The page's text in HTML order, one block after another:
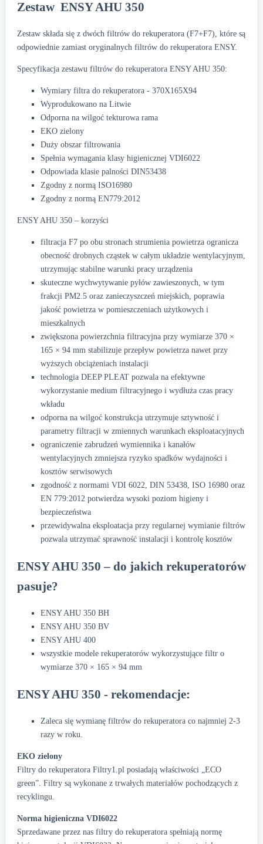
Zestaw ENSY AHU 350
Zestaw składa się z dwóch filtrów do rekuperatora (F7+F7), które są
odpowiednie zamiast oryginalnych filtrów do rekuperatora ENSY.
Specyfikacja zestawu filtrów do rekuperatora ENSY AHU 350:
Wymiary filtra do rekuperatora - 370X165X94
Wyprodukowano na Litwie
Odporna na wilgoć tekturowa rama
EKO zielony
Duży obszar filtrowania
Spełnia wymagania klasy higienicznej VDI6022
Odpowiada klasie palności DIN53438
Zgodny z normą ISO16980
Zgodny z normą EN779:2012
ENSY AHU 350 – korzyści
filtracja F7 po obu stronach strumienia powietrza ogranicza
obecność drobnych cząstek w całym układzie wentylacyjnym,
utrzymując stabilne warunki pracy urządzenia
skuteczne wychwytywanie pyłów zawieszonych, w tym
frakcji PM2.5 oraz zanieczyszczeń miejskich, poprawia
jakość powietrza w pomieszczeniach użytkowych i
mieszkalnych
zwiększona powierzchnia filtracyjna przy wymiarze 370 ×
165 × 94 mm stabilizuje przepływ powietrza nawet przy
wyższych obciążeniach instalacji
technologia DEEP PLEAT pozwala na efektywne
wykorzystanie medium filtracyjnego i wydłuża czas pracy
wkładu
odporna na wilgoć konstrukcja utrzymuje sztywność i
parametry filtracji w zmiennych warunkach eksploatacyjnych
ograniczenie zabrudzeń wymiennika i kanałów
wentylacyjnych zmniejsza ryzyko spadków wydajności i
kosztów serwisowych
zgodność z normami VDI 6022, DIN 53438, ISO 16980 oraz
EN 779:2012 potwierdza wysoki poziom higieny i
bezpieczeństwa
przewidywalna eksploatacja przy regularnej wymianie filtrów
pozwala utrzymać sprawność instalacji i kontrolę kosztów
ENSY AHU 350 – do jakich rekuperatorów
pasuje?
ENSY AHU 350 BH
ENSY AHU 350 BV
ENSY AHU 400
wszystkie modele rekuperatorów wykorzystujące filtr o
wymiarze 370 × 165 × 94 mm
ENSY AHU 350 - rekomendacje:
Zaleca się wymianę filtrów do rekuperatora co najmniej 2-3
razy w roku.
EKO zielony
Filtry do rekuperatora Filtry1.pl posiadają właściwości „ECO
green”. Filtry są wykonane z trwałych materiałów pochodzących z
recyklingu.
Norma higieniczna VDI6022
Sprzedawane przez nas filtry do rekuperatora spełniają normę